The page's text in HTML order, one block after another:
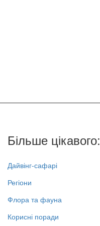
Більше цікавого:
Дайвінг-сафарі
Регіони
Флора та фауна
Корисні поради